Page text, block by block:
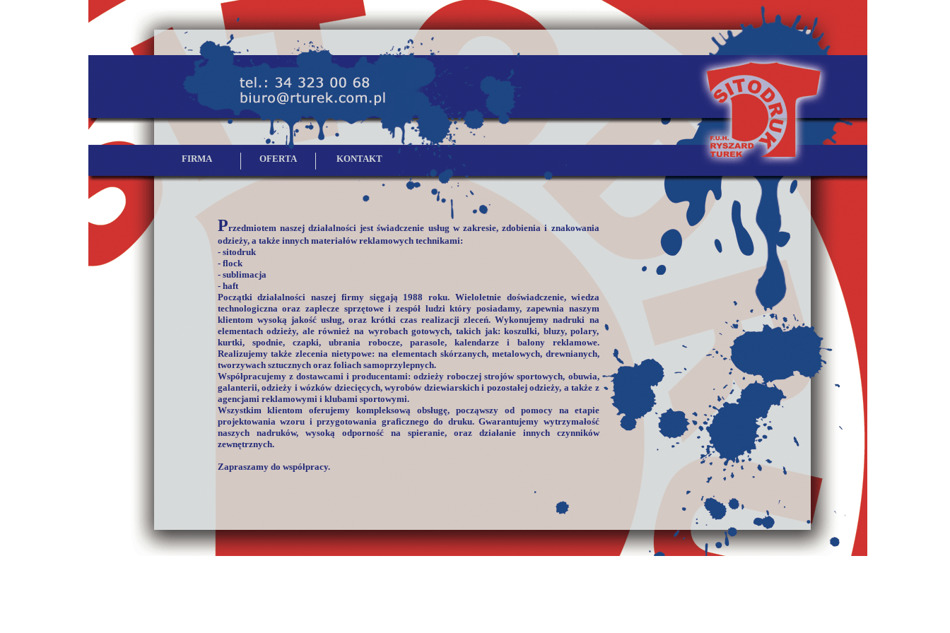
FIRMA OFERTA KONTAKT
Przedmiotem naszej działalności jest świadczenie usług w zakresie, zdobienia i znakowania
odzieży, a także innych materiałów reklamowych technikami:
- sitodruk
- flock
- sublimacja
- haft
Początki działalności naszej firmy sięgają 1988 roku. Wieloletnie doświadczenie, wiedza
technologiczna oraz zaplecze sprzętowe i zespół ludzi który posiadamy, zapewnia naszym
klientom wysoką jakość usług, oraz krótki czas realizacji zleceń. Wykonujemy nadruki na
elementach odzieży, ale również na wyrobach gotowych, takich jak: koszulki, bluzy, polary,
kurtki, spodnie, czapki, ubrania robocze, parasole, kalendarze i balony reklamowe.
Realizujemy także zlecenia nietypowe: na elementach skórzanych, metalowych, drewnianych,
tworzywach sztucznych oraz foliach samoprzylepnych.
Współpracujemy z dostawcami i producentami: odzieży roboczej strojów sportowych, obuwia,
galanterii, odzieży i wózków dziecięcych, wyrobów dziewiarskich i pozostałej odzieży, a także z
agencjami reklamowymi i klubami sportowymi.
Wszystkim klientom oferujemy kompleksową obsługę, począwszy od pomocy na etapie
projektowania wzoru i przygotowania graficznego do druku. Gwarantujemy wytrzymałość
naszych nadruków, wysoką odporność na spieranie, oraz działanie innych czynników
zewnętrznych.
Zapraszamy do współpracy.